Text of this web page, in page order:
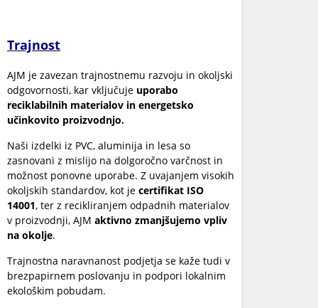
Trajnost
AJM je zavezan trajnostnemu razvoju in okoljski
odgovornosti, kar vključuje uporabo
reciklabilnih materialov in energetsko
učinkovito proizvodnjo.
Naši izdelki iz PVC, aluminija in lesa so
zasnovani z mislijo na dolgoročno varčnost in
možnost ponovne uporabe. Z uvajanjem visokih
okoljskih standardov, kot je certifikat ISO
14001, ter z recikliranjem odpadnih materialov
v proizvodnji, AJM aktivno zmanjšujemo vpliv
na okolje.
Trajnostna naravnanost podjetja se kaže tudi v
brezpapirnem poslovanju in podpori lokalnim
ekološkim pobudam.